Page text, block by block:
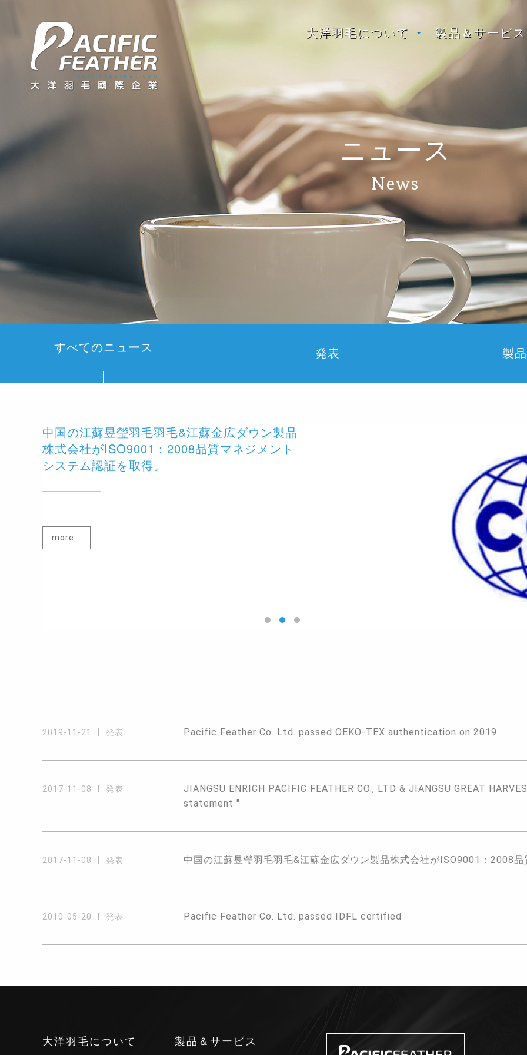
大洋羽毛について 製品＆サービス
ニュース
News
すべてのニュース 発表 製品
中国の江蘇昱瑩羽毛羽毛&江蘇金広ダウン製品
株式会社がISO9001：2008品質マネジメント
システム認証を取得。
more...
2019-11-21 発表 Pacific Feather Co. Ltd. passed OEKO-TEX authentication on 2019.
2017-11-08 発表
JIANGSU ENRICH PACIFIC FEATHER CO., LTD & JIANGSU GREAT
statement "
2017-11-08 発表 中国の江蘇昱瑩羽毛羽毛&江蘇金広ダウン製品株式会社がISO9001：2008品
2010-05-20 発表 Pacific Feather Co. Ltd. passed IDFL certified
大洋羽毛について 製品＆サービス